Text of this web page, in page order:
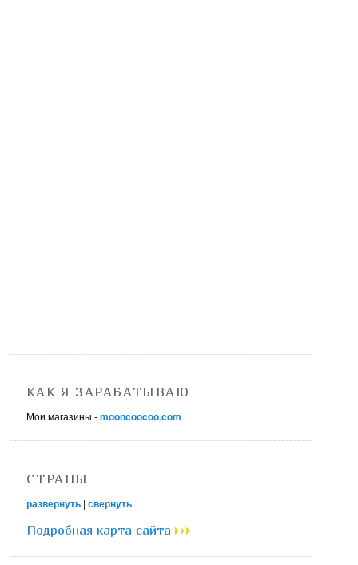
КАК Я ЗАРАБАТЫВАЮ
Мои магазины -mooncoocoo.com
СТРАНЫ
развернуть |свернуть
Подробная карта сайта